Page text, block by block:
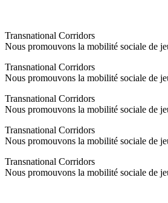
Transnational Corridors
Nous promouvons la mobilité sociale de
Transnational Corridors
Nous promouvons la mobilité sociale de
Transnational Corridors
Nous promouvons la mobilité sociale de
Transnational Corridors
Nous promouvons la mobilité sociale de
Transnational Corridors
Nous promouvons la mobilité sociale de